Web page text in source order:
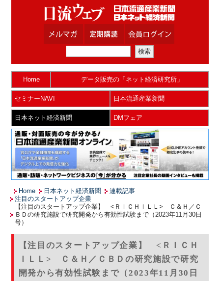
Home データ販売の「ネット経済研究所」
セミナーNAVI 日本流通産業新聞
日本ネット経済新聞 DMフェア
Home 日本ネット経済新聞
連載記事
注目のスタートアップ企業
【注目のスタートアップ企業】 <ＲＩＣＨＩＬＬ> Ｃ＆Ｈ／Ｃ
ＢＤの研究施設で研究開発から有効性試験まで（2023年11月30日
号）
【注目のスタートアップ企業】 <ＲＩＣＨ
ＩＬＬ> Ｃ＆Ｈ／ＣＢＤの研究施設で研究
開発から有効性試験まで（2023年11月30日